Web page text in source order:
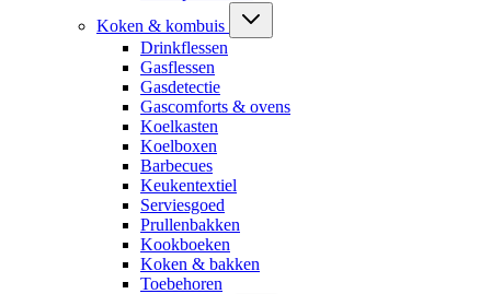
Koken & kombuis
Drinkflessen
Gasflessen
Gasdetectie
Gascomforts & ovens
Koelkasten
Koelboxen
Barbecues
Keukentextiel
Serviesgoed
Prullenbakken
Kookboeken
Koken & bakken
Toebehoren